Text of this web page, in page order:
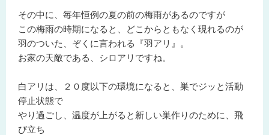
その中に、毎年恒例の夏の前の梅雨があるのですが
この梅雨の時期になると、どこからともなく現れるのが
羽のついた、ぞくに言われる『羽アリ』。
お家の天敵である、シロアリですね。
白アリは、２０度以下の環境になると、巣でジッと活動
停止状態で
やり過ごし、温度が上がると新しい巣作りのために、飛
び立ち